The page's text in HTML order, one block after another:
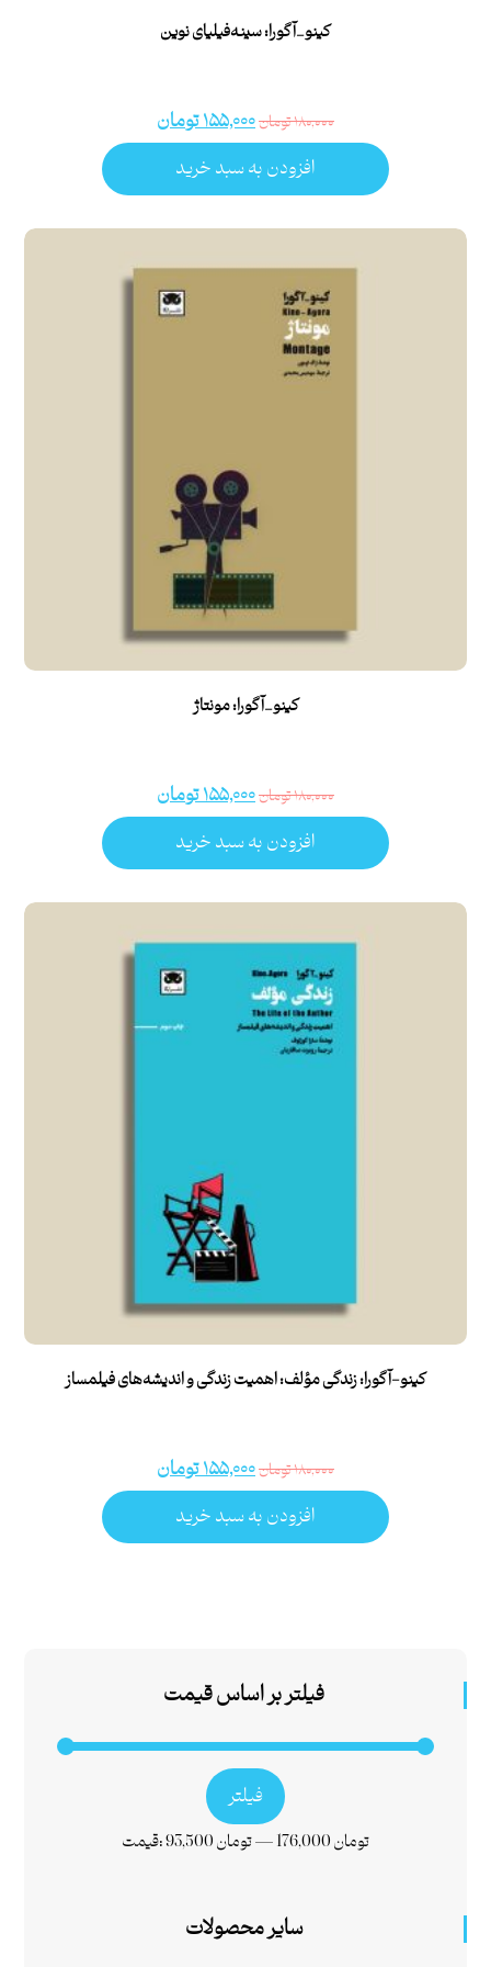
کینو_آگورا: سینه‌فیلیای نوین
۱۸۰,۰۰۰تومان۱۵۵,۰۰۰تومان
افزودن به سبد خرید
کینو_آگورا: مونتاژ
۱۸۰,۰۰۰تومان۱۵۵,۰۰۰تومان
افزودن به سبد خرید
کینو-آگورا: زندگی مؤلف: اهمیت زندگی و اندیشه‌های فیلمساز
۱۸۰,۰۰۰تومان۱۵۵,۰۰۰تومان
افزودن به سبد خرید
فیلتر بر اساس قیمت
فیلتر
قیمت: 93,500 تومان— 176,000 تومان
سایر محصولات